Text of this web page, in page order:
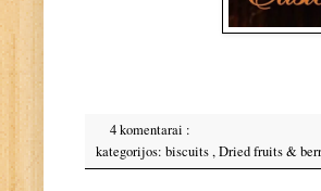
4 komentarai :
kategorijos: biscuits,Dried fruits &